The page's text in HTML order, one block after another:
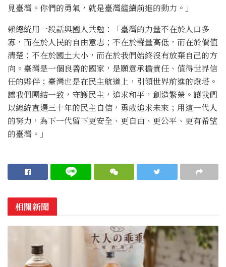
見臺灣。你們的勇氣，就是臺灣繼續前進的動力。」
賴總統用一段話與國人共勉：「臺灣的力量不在於人口多
寡，而在於人民的自由意志；不在於聲量高低，而在於價值
清楚；不在於國土大小，而在於我們始終沒有放棄自己的方
向。臺灣是一個良善的國家，是願意承擔責任、值得世界信
任的夥伴；臺灣也是在民主航道上，引領世界前進的燈塔。
讓我們團結一致，守護民主，追求和平，創造繁榮。讓我們
以總統直選三十年的民主自信，勇敢追求未來；用這一代人
的努力，為下一代留下更安全、更自由、更公平、更有希望
的臺灣。」
相關新聞